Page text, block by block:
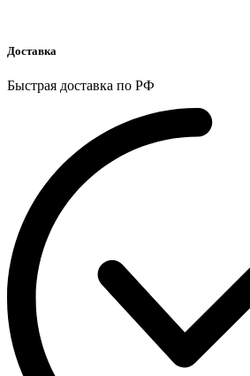
Доставка
Быстрая доставка по РФ